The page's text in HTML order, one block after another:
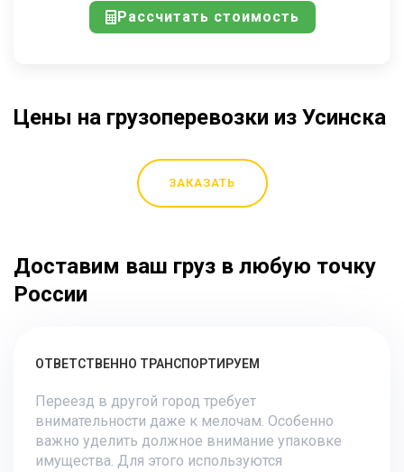
Рассчитать стоимость
Цены на грузоперевозки из Усинска
ЗАКАЗАТЬ
Доставим ваш груз в любую точку
России
ОТВЕТСТВЕННО ТРАНСПОРТИРУЕМ
Переезд в другой город требует
внимательности даже к мелочам. Особенно
важно уделить должное внимание упаковке
имущества. Для этого используются